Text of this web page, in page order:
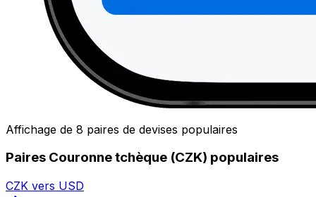
Affichage de 8 paires de devises populaires
Paires Couronne tchèque (CZK) populaires
CZK vers USD